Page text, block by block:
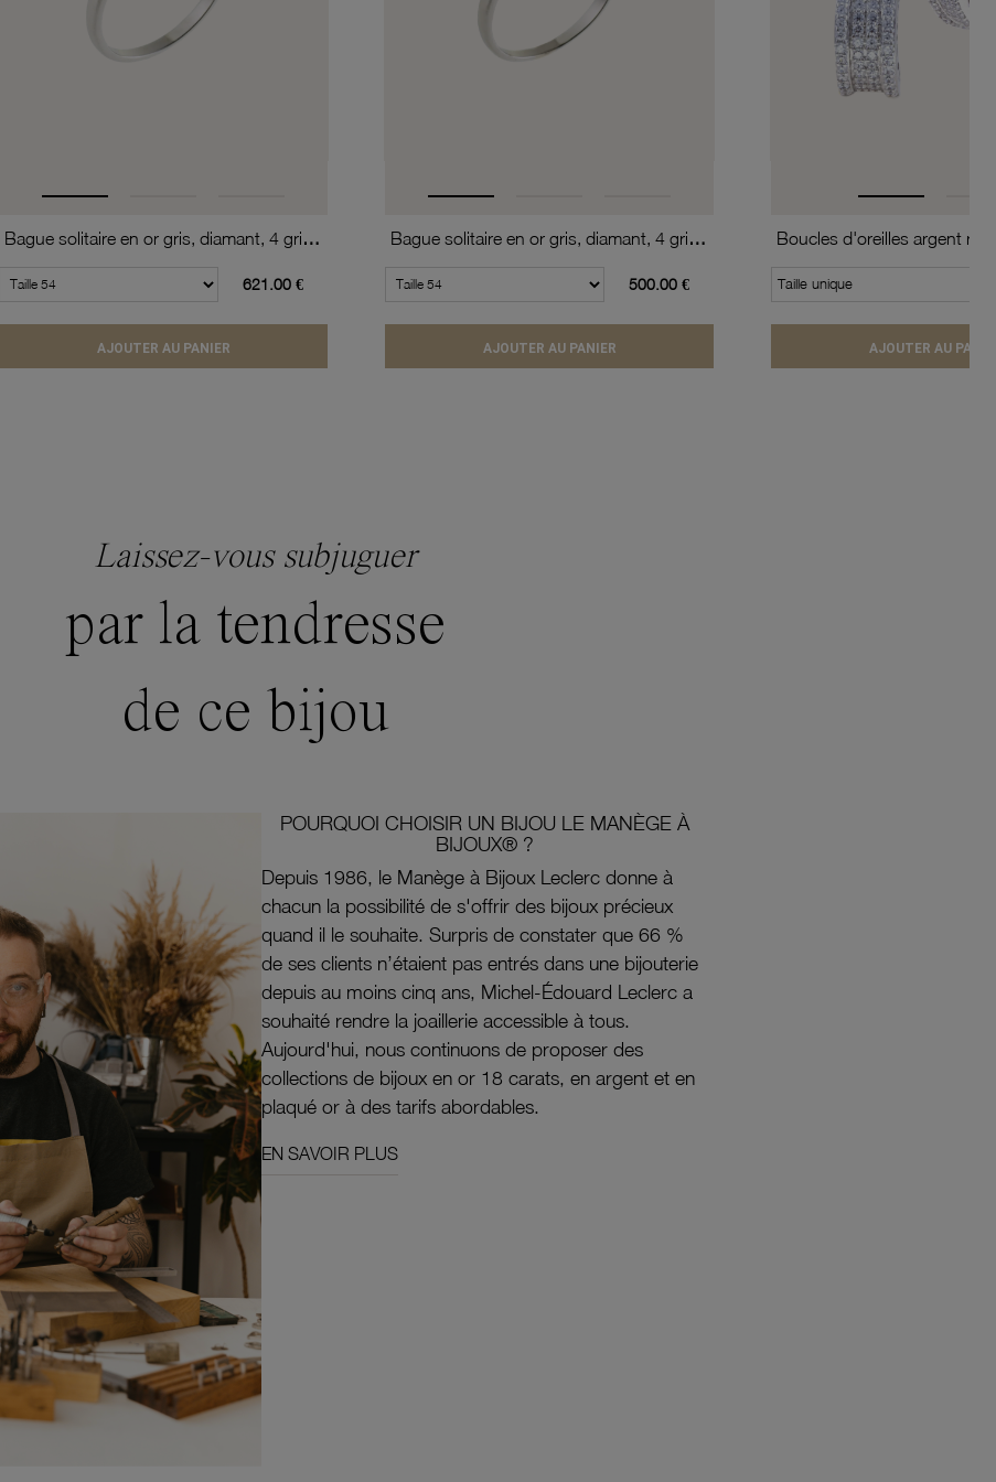
Bague solitaire en or gris, diamant, 4 griffes
621.00 €
AJOUTER AU PANIER
Bague solitaire en or gris, diamant, 4 griffes
500.00 €
AJOUTER AU PANIER
Taille unique
AJOUTER AU
Laissez-vous subjuguer
par la tendresse
de ce bijou
POURQUOI CHOISIR UN BIJOU LE MANÈGE À
BIJOUX® ?
Depuis 1986, le Manège à Bijoux Leclerc donne à
chacun la possibilité de s'offrir des bijoux précieux
quand il le souhaite. Surpris de constater que 66 %
de ses clients n’étaient pas entrés dans une bijouterie
depuis au moins cinq ans, Michel-Édouard Leclerc a
souhaité rendre la joaillerie accessible à tous.
Aujourd'hui, nous continuons de proposer des
collections de bijoux en or 18 carats, en argent et en
plaqué or à des tarifs abordables.
EN SAVOIR PLUS